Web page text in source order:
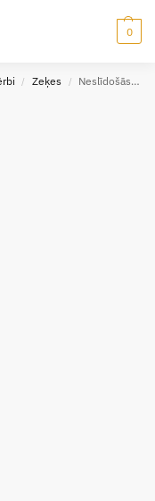
0
/ Zeķes / Neslīdošās zeķes bērniem 18-19 izm. Weri Spezials